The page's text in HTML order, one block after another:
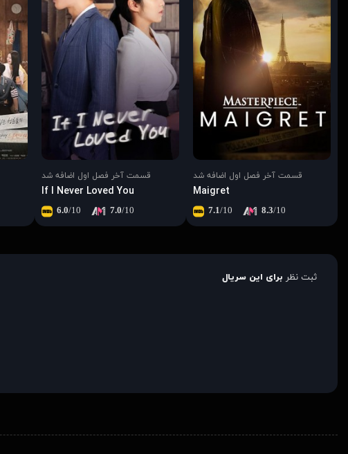
قسمت آخر فصل اول اضافه شد
Maigret
7.1/10 8.3/10
قسمت آخر فصل اول اضافه شد
If I Never Loved You
6.0/10 7.0/10
ثبت نظر برای این سریال